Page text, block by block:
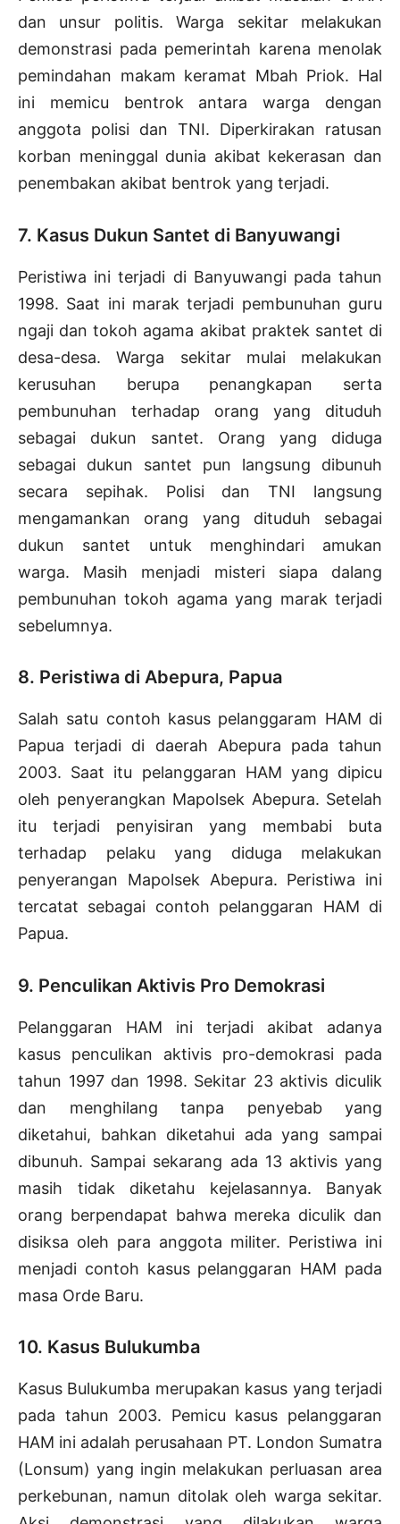
dan unsur politis. Warga sekitar melakukan
demonstrasi pada pemerintah karena menolak
pemindahan makam keramat Mbah Priok. Hal
ini memicu bentrok antara warga dengan
anggota polisi dan TNI. Diperkirakan ratusan
korban meninggal dunia akibat kekerasan dan
penembakan akibat bentrok yang terjadi.
7. Kasus Dukun Santet di Banyuwangi
Peristiwa ini terjadi di Banyuwangi pada tahun
1998. Saat ini marak terjadi pembunuhan guru
ngaji dan tokoh agama akibat praktek santet di
desa-desa. Warga sekitar mulai melakukan
kerusuhan berupa penangkapan serta
pembunuhan terhadap orang yang dituduh
sebagai dukun santet. Orang yang diduga
sebagai dukun santet pun langsung dibunuh
secara sepihak. Polisi dan TNI langsung
mengamankan orang yang dituduh sebagai
dukun santet untuk menghindari amukan
warga. Masih menjadi misteri siapa dalang
pembunuhan tokoh agama yang marak terjadi
sebelumnya.
8. Peristiwa di Abepura, Papua
Salah satu contoh kasus pelanggaram HAM di
Papua terjadi di daerah Abepura pada tahun
2003. Saat itu pelanggaran HAM yang dipicu
oleh penyerangkan Mapolsek Abepura. Setelah
itu terjadi penyisiran yang membabi buta
terhadap pelaku yang diduga melakukan
penyerangan Mapolsek Abepura. Peristiwa ini
tercatat sebagai contoh pelanggaran HAM di
Papua.
9. Penculikan Aktivis Pro Demokrasi
Pelanggaran HAM ini terjadi akibat adanya
kasus penculikan aktivis pro-demokrasi pada
tahun 1997 dan 1998. Sekitar 23 aktivis diculik
dan menghilang tanpa penyebab yang
diketahui, bahkan diketahui ada yang sampai
dibunuh. Sampai sekarang ada 13 aktivis yang
masih tidak diketahu kejelasannya. Banyak
orang berpendapat bahwa mereka diculik dan
disiksa oleh para anggota militer. Peristiwa ini
menjadi contoh kasus pelanggaran HAM pada
masa Orde Baru.
10. Kasus Bulukumba
Kasus Bulukumba merupakan kasus yang terjadi
pada tahun 2003. Pemicu kasus pelanggaran
HAM ini adalah perusahaan PT. London Sumatra
(Lonsum) yang ingin melakukan perluasan area
perkebunan, namun ditolak oleh warga sekitar.